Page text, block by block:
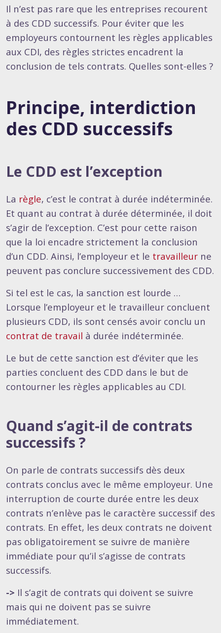
Il n’est pas rare que les entreprises recourent
à des CDD successifs. Pour éviter que les
employeurs contournent les règles applicables
aux CDI, des règles strictes encadrent la
conclusion de tels contrats. Quelles sont-elles ?
Principe, interdiction
des CDD successifs
Le CDD est l’exception
La règle, c’est le contrat à durée indéterminée.
Et quant au contrat à durée déterminée, il doit
s’agir de l’exception. C’est pour cette raison
que la loi encadre strictement la conclusion
d’un CDD. Ainsi, l’employeur et le travailleur ne
peuvent pas conclure successivement des CDD.
Si tel est le cas, la sanction est lourde …
Lorsque l’employeur et le travailleur concluent
plusieurs CDD, ils sont censés avoir conclu un
contrat de travail à durée indéterminée.
Le but de cette sanction est d’éviter que les
parties concluent des CDD dans le but de
contourner les règles applicables au CDI.
Quand s’agit-il de contrats
successifs ?
On parle de contrats successifs dès deux
contrats conclus avec le même employeur. Une
interruption de courte durée entre les deux
contrats n’enlève pas le caractère successif des
contrats. En effet, les deux contrats ne doivent
pas obligatoirement se suivre de manière
immédiate pour qu’il s’agisse de contrats
successifs.
-> Il s’agit de contrats qui doivent se suivre
mais qui ne doivent pas se suivre
immédiatement.